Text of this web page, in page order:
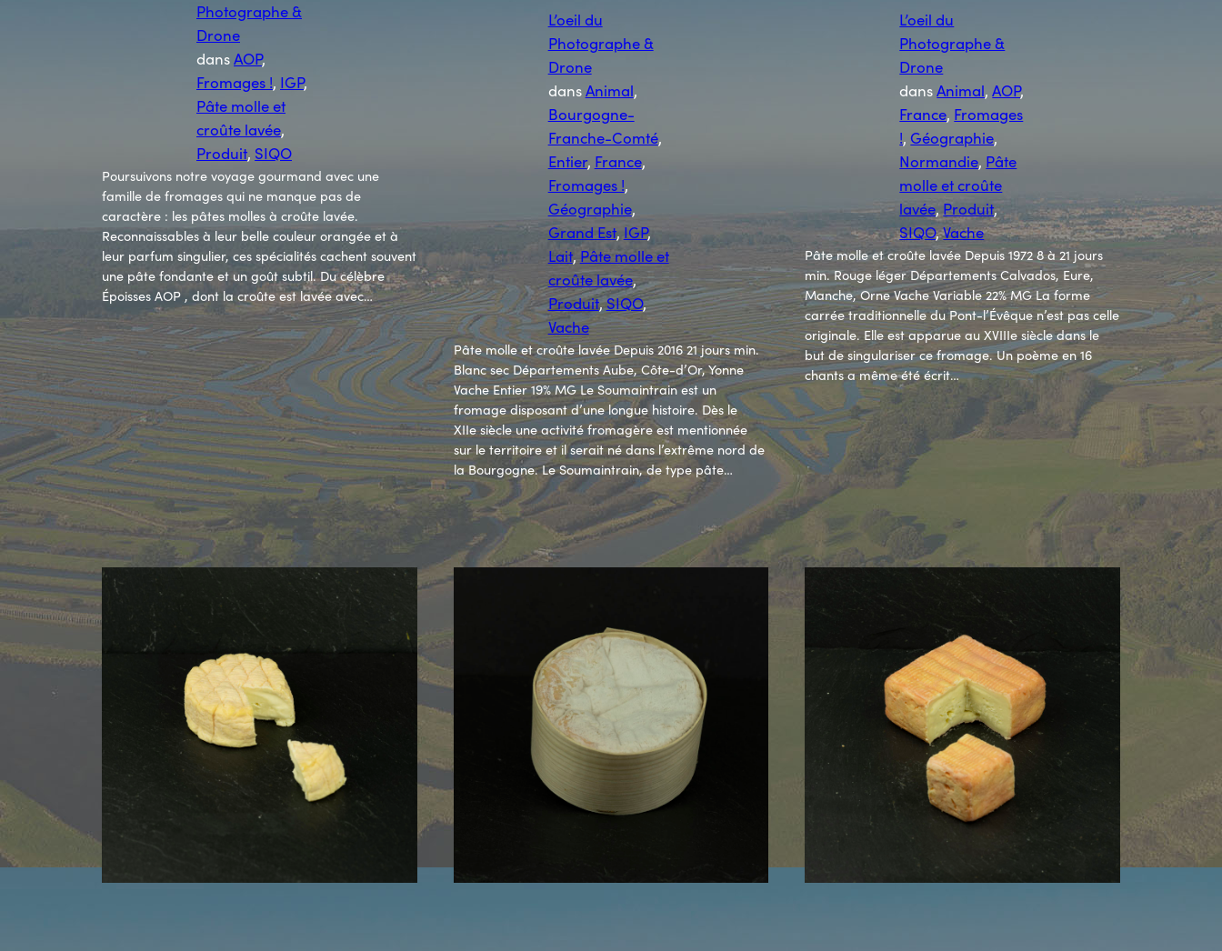
Photographe &
Drone
dansAOP
Fromages !, IGP
Pâte molle et
croûte lavée
Produit, SIQO
Poursuivons notre voyage gourmand avec une
famille de fromages qui ne manque pas de
caractère : les pâtes molles à croûte lavée.
Reconnaissables à leur belle couleur orangée et à
leur parfum singulier, ces spécialités cachent souvent
une pâte fondante et un goût subtil. Du célèbre
Époisses AOP , dont la croûte est lavée avec…
L’oeil du
Photographe &
Drone
dansAnimal
Bourgogne-
Franche-Comté
Entier, France
Fromages !
Géographie
Grand Est, IGP,
Lait, Pâte molle et
croûte lavée,
Produit, SIQO,
Vache
Pâte molle et croûte lavée Depuis 2016 21 jours min.
Blanc sec Départements Aube, Côte-d’Or, Yonne
Vache Entier 19% MG Le Soumaintrain est un
fromage disposant d’une longue histoire. Dès le
XIIe siècle une activité fromagère est mentionnée
sur le territoire et il serait né dans l’extrême nord de
la Bourgogne. Le Soumaintrain, de type pâte…
L’oeil du
Photographe &
Drone
dansAnimal, AOP
France, Fromages
!, Géographie
Normandie, Pâte
molle et croûte
lavée, Produit,
SIQO, Vache
Pâte molle et croûte lavée Depuis 1972 8 à 21 jours
min. Rouge léger Départements Calvados, Eure,
Manche, Orne Vache Variable 22% MG La forme
carrée traditionnelle du Pont-l’Évêque n’est pas celle
originale. Elle est apparue au XVIIIe siècle dans le
but de singulariser ce fromage. Un poème en 16
chants a même été écrit…